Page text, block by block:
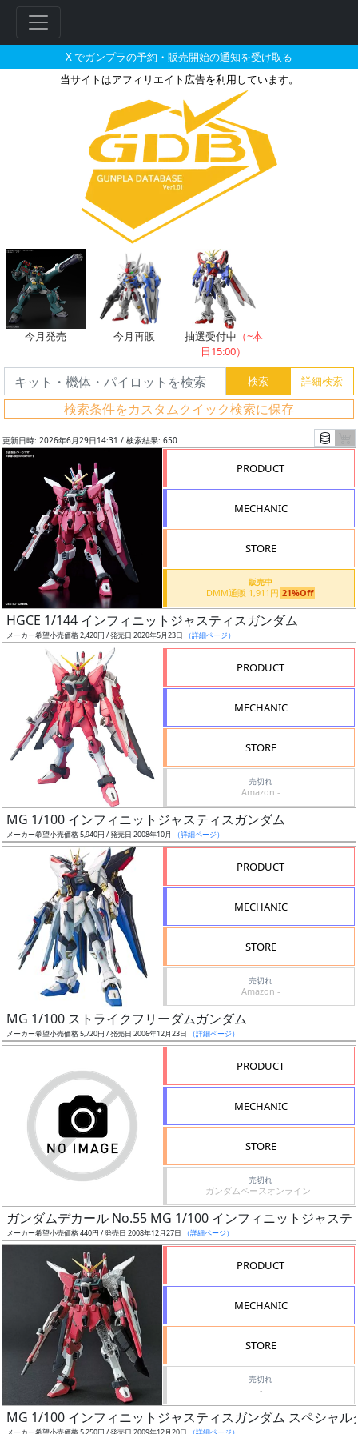
X でガンプラの予約・販売開始の通知を受け取る
当サイトはアフィリエイト広告を利用しています。
HGCE 1/144 インフィニットジ
今月発売 今月再販 抽選受付中 （~本
日15:00）
検索条件をカスタムクイック検索に保存
フ
リ
索
グ
レ
ル
ー
ズ・
況
更新日時: 2026年6月29日14:31 / 検索結果: 650
PRODUCT
MECHANIC
STORE
販売中
DMM通販 1,911円 21%Off
HGCE 1/144 インフィニットジャスティスガンダム
メーカー希望小売価格 2,420円 / 発売日 2020年5月23日 （詳細ページ）
PRODUCT
MECHANIC
STORE
売切れ
Amazon -
MG 1/100 インフィニットジャスティスガンダム
メーカー希望小売価格 5,940円 / 発売日 2008年10月 （詳細ページ）
PRODUCT
MECHANIC
STORE
売切れ
Amazon -
MG 1/100 ストライクフリーダムガンダム
メーカー希望小売価格 5,720円 / 発売日 2006年12月23日 （詳細ページ）
PRODUCT
MECHANIC
STORE
売切れ
ガンダムベースオンライン -
ガンダムデカール No.55 MG 1/100 インフィニットジャステ
メーカー希望小売価格 440円 / 発売日 2008年12月27日 （詳細ページ）
PRODUCT
MECHANIC
STORE
売切れ
-
MG 1/100 インフィニットジャスティスガンダム スペシャル